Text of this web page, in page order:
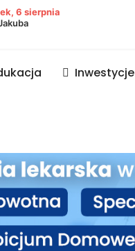
6 sierpnia
Inwestycje